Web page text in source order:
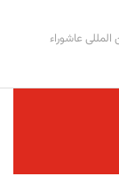
المللی عاشوراء